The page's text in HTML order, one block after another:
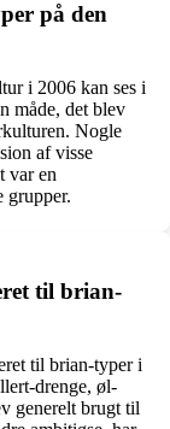
på den
i 2006 kan ses i
måde, det blev
Nogle
af visse
var en
grupper.
til brian-
til brian-typer i
drenge, øl-
generelt brugt til